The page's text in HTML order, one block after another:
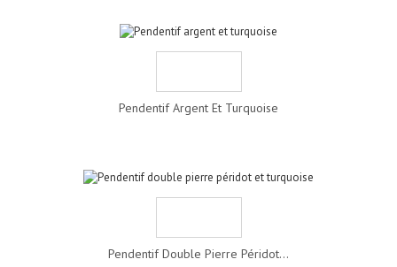
Pendentif Argent Et Turquoise
Pendentif Double Pierre Péridot...